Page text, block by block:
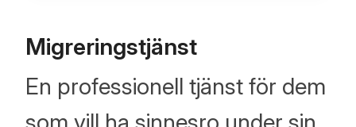
SEO och URL-
Migreringstjänst
En professionell tjänst för dem